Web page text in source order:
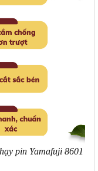
pin Yamafuji 8601